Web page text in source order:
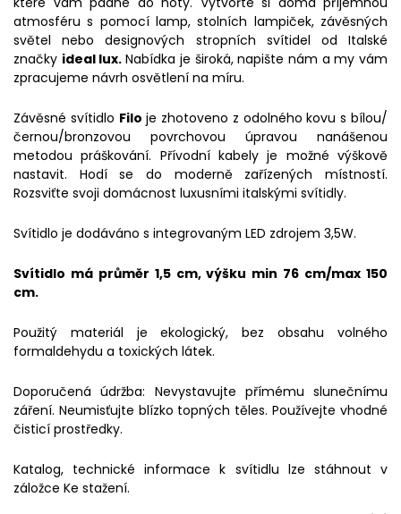
atmosféru s pomocí lamp, stolních lampiček, závěsných
světel nebo designových stropních svítidel od Italské
značky ideal lux.Nabídka je široká, napište nám a my vám
zpracujeme návrh osvětlení na míru.
Závěsné svítidlo Filo je zhotoveno z odolného kovu s bílou/
černou/bronzovou povrchovou úpravou nanášenou
metodou práškování. Přívodní kabely je možné výškově
nastavit. Hodí se do moderně zařízených místností.
Rozsviťte svoji domácnost luxusními italskými svítidly.
Svítidlo je dodáváno s integrovaným LED zdrojem 3,5W.
Svítidlo má průměr 1,5 cm, výšku min 76 cm/max 150
cm.
Použitý materiál je ekologický, bez obsahu volného
formaldehydu a toxických látek.
Doporučená údržba: Nevystavujte přímému slunečnímu
záření. Neumisťujte blízko topných těles. Používejte vhodné
čisticí prostředky.
Katalog, technické informace k svítidlu lze stáhnout v
záložce Ke stažení.